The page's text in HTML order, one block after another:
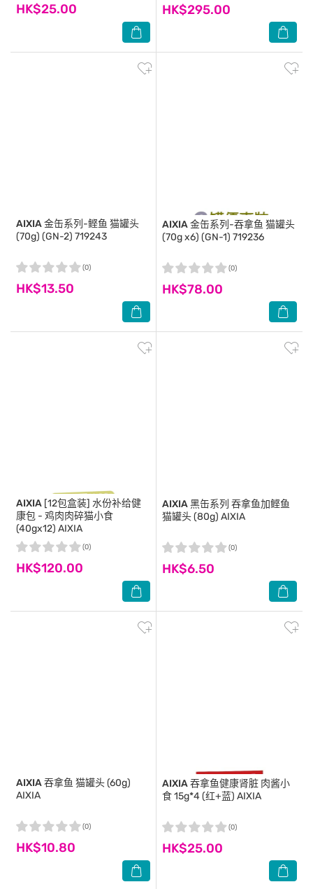
HK$25.00 HK$295.00
AIXIA金缶系列-鲣鱼 猫罐头
(70g) (GN-2) 719243
HK$13.50
(0)
AIXIA金缶系列-吞拿鱼 猫罐头
(70g x6) (GN-1) 719236
HK$78.00
(0)
AIXIA [12包盒装] 水份补给健
康包 - 鸡肉肉碎猫小食
(40gx12) AIXIA
HK$120.00
(0)
AIXIA黑缶系列 吞拿鱼加鲣鱼
猫罐头 (80g) AIXIA
HK$6.50
(0)
AIXIA吞拿鱼 猫罐头 (60g)
AIXIA
HK$10.80
(0)
AIXIA吞拿鱼健康肾脏 肉酱小
食 15g*4 (红+蓝) AIXIA
HK$25.00
(0)